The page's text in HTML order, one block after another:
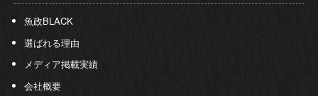
魚政BLACK
選ばれる理由
メディア掲載実績
会社概要